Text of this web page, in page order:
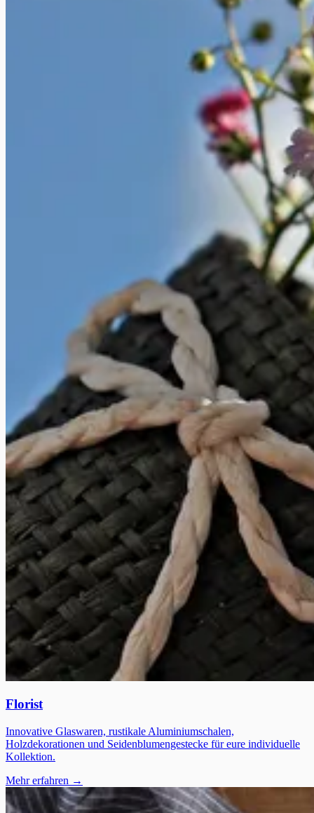
Florist
Innovative Glaswaren, rustikale Aluminiumschalen,
Holzdekorationen und Seidenblumengestecke für eure individuelle
Kollektion.
Mehr erfahren →